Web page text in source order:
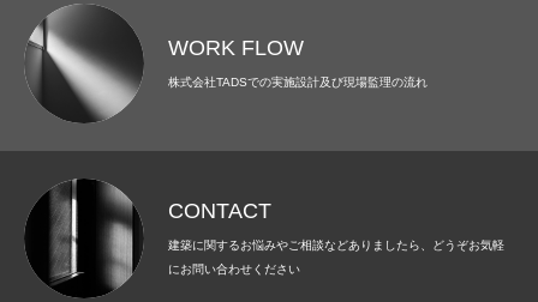
WORK FLOW
株式会社TADSでの実施設計及び現場監理の流れ
CONTACT
建築に関するお悩みやご相談などありましたら、どうぞお気軽
にお問い合わせください